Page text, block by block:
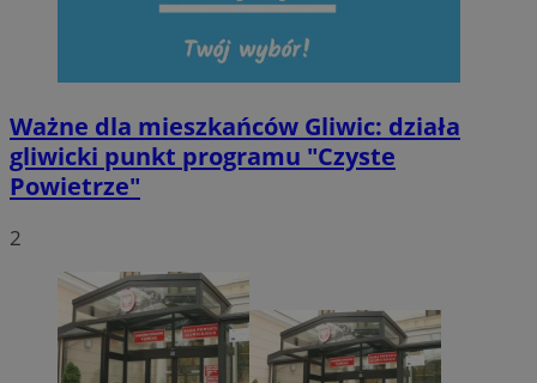
Ważne dla mieszkańców Gliwic: działa
gliwicki punkt programu "Czyste
Powietrze"
2